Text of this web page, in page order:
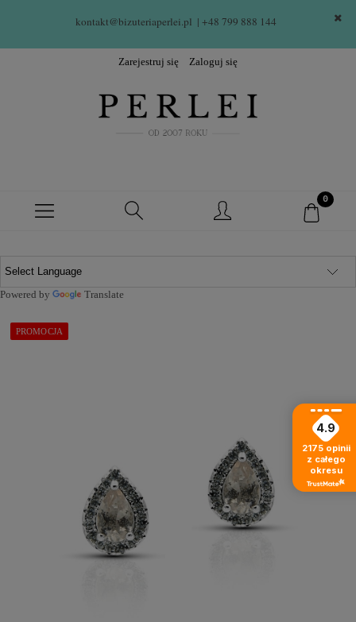
kontakt@bizuteriaperlei.pl | +48 799 888 144
Zarejestruj się Zaloguj się
Powered by Translate
PROMOCJA
4.9
2175 opinii
z całego
okresu